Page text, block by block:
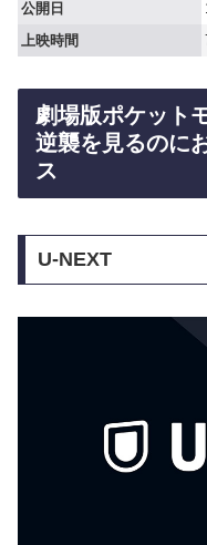
公開日
上映時間
劇場版ポケット
逆襲を見るのに
ス
U-NEXT